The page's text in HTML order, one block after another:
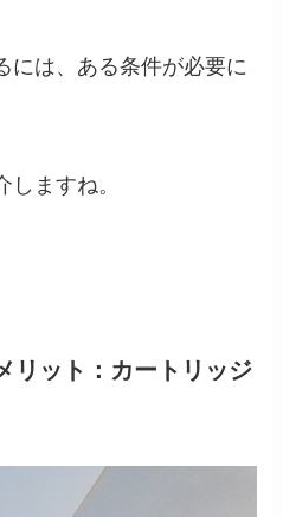
には、ある条件が必要に
ますね。
リット：カートリッジ